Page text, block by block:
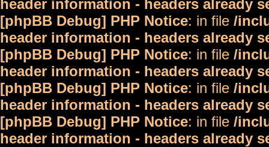
header information - headers already
[phpBB Debug] PHP Notice: in file /
header information - headers already
[phpBB Debug] PHP Notice: in file /
header information - headers already
[phpBB Debug] PHP Notice: in file /
header information - headers already
[phpBB Debug] PHP Notice: in file /
header information - headers already